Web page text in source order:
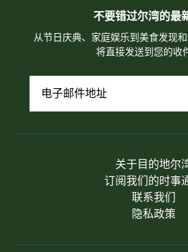
关于目的地尔
订阅我们的时事
联系我们
隐私政策
不要错过尔湾的最
从节日庆典、家庭娱乐到美食发现
将直接发送到您的收